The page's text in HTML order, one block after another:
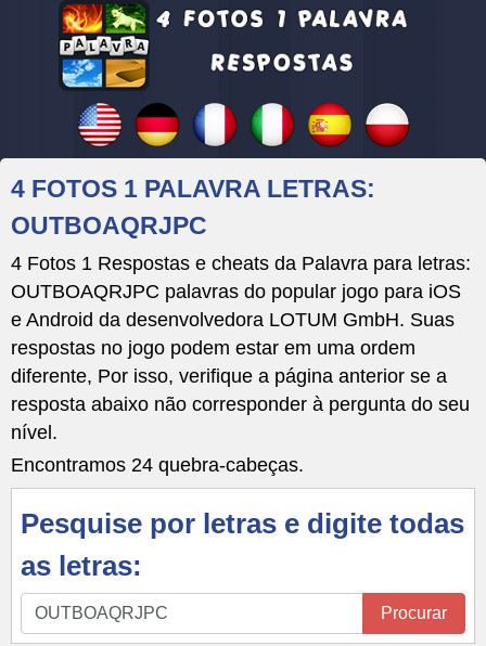
4 FOTOS 1 PALAVRA LETRAS:
OUTBOAQRJPC
4 Fotos 1 Respostas e cheats da Palavra para letras:
OUTBOAQRJPC palavras do popular jogo para iOS
e Android da desenvolvedora LOTUM GmbH. Suas
respostas no jogo podem estar em uma ordem
diferente, Por isso, verifique a página anterior se a
resposta abaixo não corresponder à pergunta do seu
nível.
Encontramos 24 quebra-cabeças.
Pesquise por letras e digite todas
as letras:
Pesquise
por
Procurar